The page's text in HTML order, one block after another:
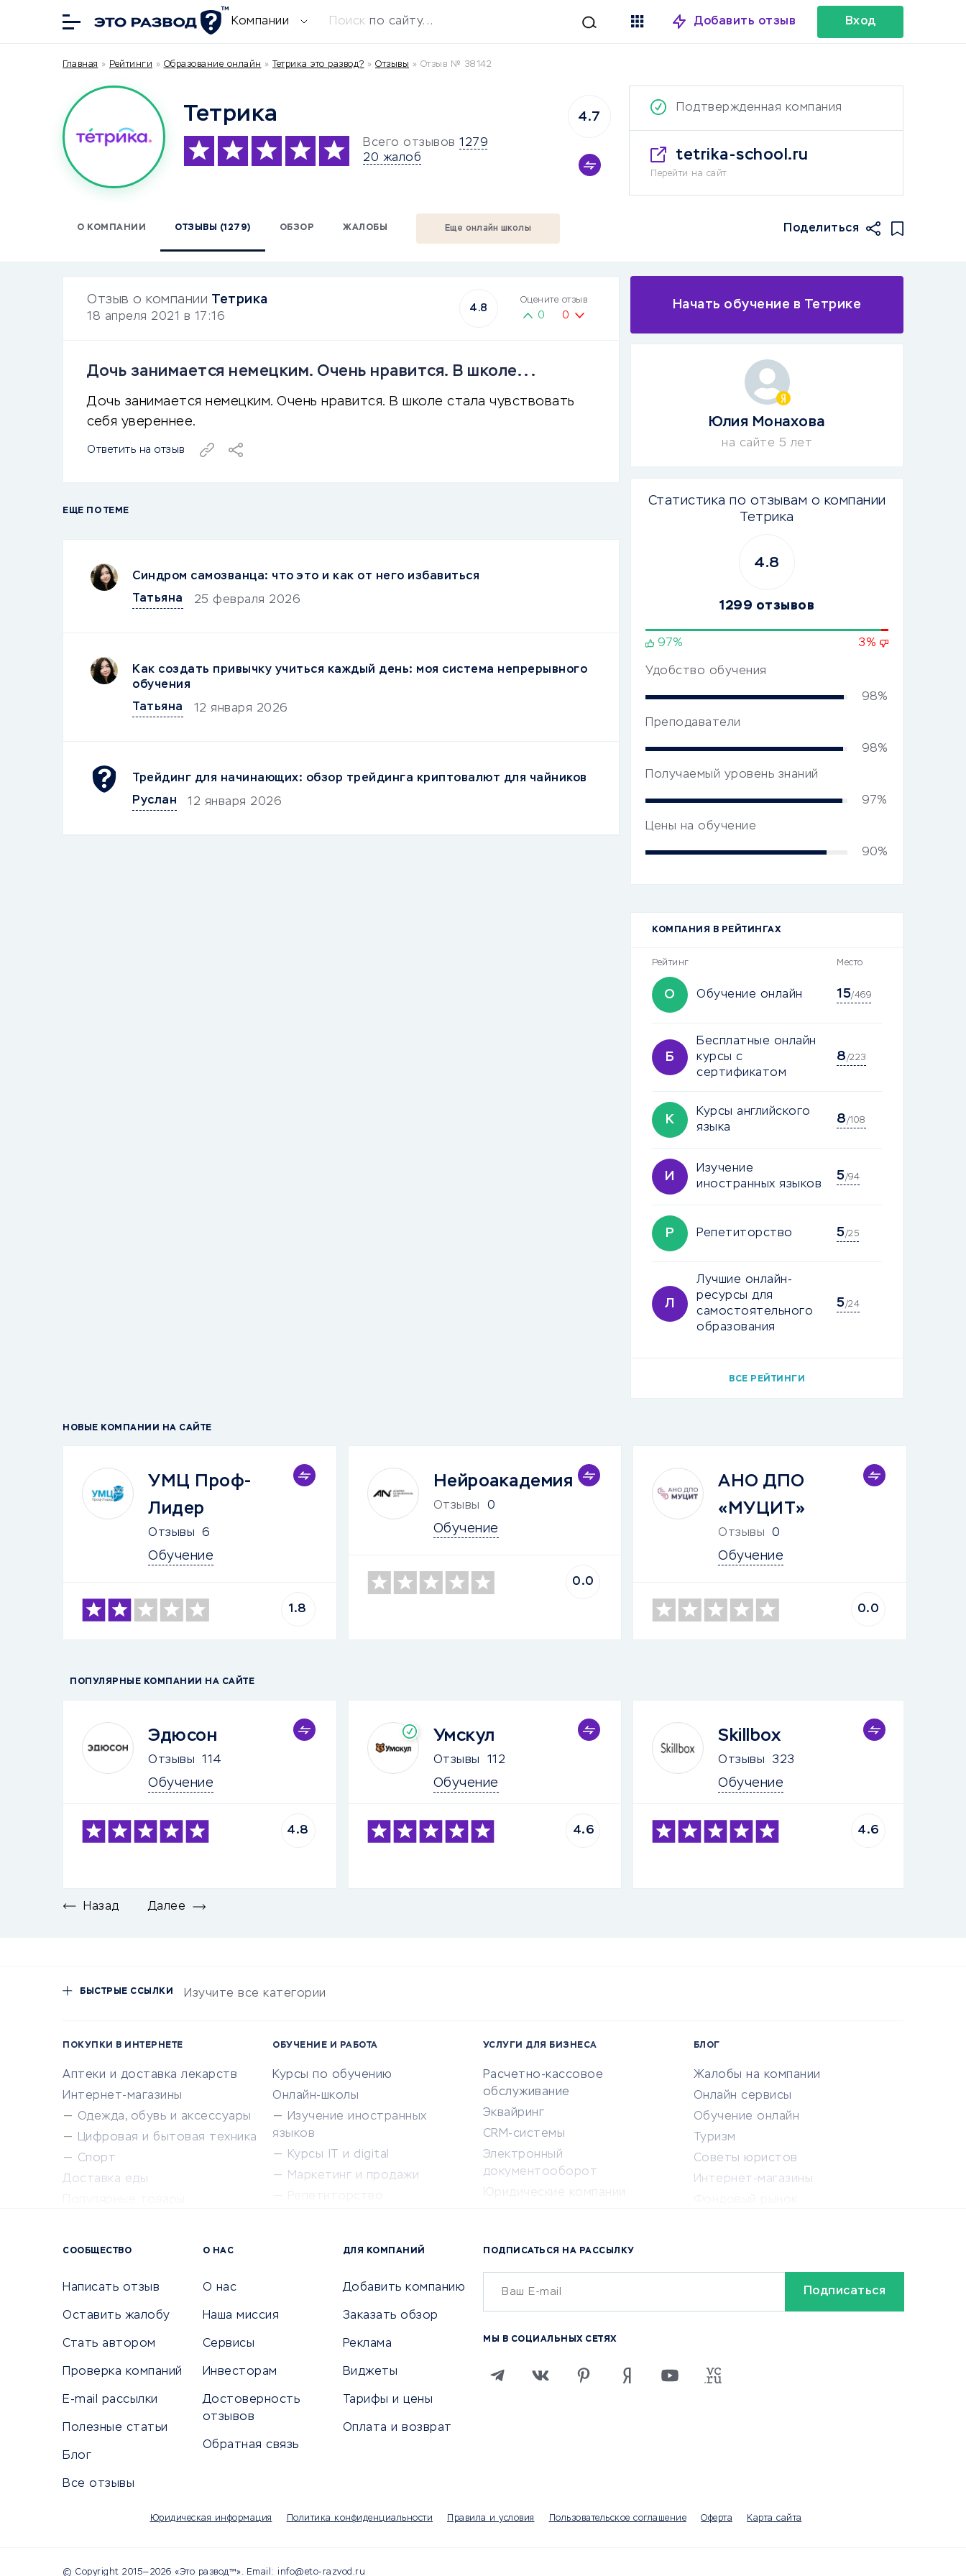
Компании Поиск по сайту... Добавить отзыв Вход
Главная » Рейтинги » Образование онлайн » Тетрика это развод? » Отзывы » Отзыв № 38142
Тетрика
Всего отзывов 1279
20 жалоб
4.7
Подтвержденная компания
tetrika-school.ru
Перейти на сайт
О КОМПАНИИ ОТЗЫВЫ (1279) ОБЗОР ЖАЛОБЫ Еще онлайн школы Поделиться
Отзыв о компании Тетрика
18 апреля 2021 в 17:16
4.8
Оцените отзыв
0 0
Дочь занимается немецким. Очень нравится. В школе...
Дочь занимается немецким. Очень нравится. В школе стала чувствовать
себя увереннее.
Ответить на отзыв
ЕЩЕ ПО ТЕМЕ
Синдром самозванца: что это и как от него избавиться
Татьяна
25 февраля 2026
Как создать привычку учиться каждый день: моя система непрерывного
обучения
Татьяна
12 января 2026
Трейдинг для начинающих: обзор трейдинга криптовалют для чайников
Руслан
12 января 2026
Начать обучение в Тетрике
Юлия Монахова
на сайте 5 лет
Статистика по отзывам о компании
Тетрика
4.8
1299 отзывов
97% 3%
Удобство обучения
98%
Преподаватели
98%
Получаемый уровень знаний
97%
Цены на обучение
90%
КОМПАНИЯ В РЕЙТИНГАХ
Рейтинг Место
О Обучение онлайн 15/469
Б
Бесплатные онлайн
курсы с
сертификатом
8/223
К
Курсы английского
языка
8/108
И
Изучение
иностранных языков
5/94
Р Репетиторство 5/25
Л
Лучшие онлайн-
ресурсы для
самостоятельного
образования
5/24
ВСЕ РЕЙТИНГИ
НОВЫЕ КОМПАНИИ НА САЙТЕ
УМЦ Проф-
Лидер
Отзывы 6
Обучение
1.8
Нейроакадемия
Отзывы 0
Обучение
0.0
АНО ДПО
«МУЦИТ»
Отзывы 0
Обучение
0.0
ПОПУЛЯРНЫЕ КОМПАНИИ НА САЙТЕ
Эдюсон
Отзывы 114
Обучение
4.8
Умскул
Отзывы 112
Обучение
4.6
Skillbox
Отзывы 323
Обучение
4.6
Назад Далее
БЫСТРЫЕ ССЫЛКИ Изучите все категории
ПОКУПКИ В ИНТЕРНЕТЕ
Аптеки и доставка лекарств
Интернет-магазины
Одежда, обувь и аксессуары
Цифровая и бытовая техника
Спорт
Доставка еды
ОБУЧЕНИЕ И РАБОТА
Курсы по обучению
Онлайн-школы
Изучение иностранных
языков
Курсы IT и digital
Маркетинг и продажи
Университеты
УСЛУГИ ДЛЯ БИЗНЕСА
Расчетно-кассовое
обслуживание
Эквайринг
CRM-системы
Электронный
документооборот
Юридические компании
Бухгалтерия онлайн
Онлайн-кассы
SERM
Кредитные карты
Дебетовые карты
Микрофинансовые организации
Платежные системы
Покупка билетов
Бронирование отелей
Санатории
Авиакомпании
БЛОГ
Жалобы на компании
Онлайн сервисы
Обучение онлайн
Туризм
Советы юристов
Интернет-магазины
СООБЩЕСТВО
Написать отзыв
Оставить жалобу
Стать автором
Проверка компаний
E-mail рассылки
Полезные статьи
Блог
Все отзывы
О НАС
О нас
Наша миссия
Сервисы
Инвесторам
Достоверность
отзывов
Обратная связь
ДЛЯ КОМПАНИЙ
Добавить компанию
Заказать обзор
Реклама
Виджеты
Тарифы и цены
Оплата и возврат
ПОДПИСАТЬСЯ НА РАССЫЛКУ
МЫ В СОЦИАЛЬНЫХ СЕТЯХ
Юридическая информация Политика конфиденциальности Правила и условия Пользовательское соглашение Оферта Карта сайта
© Copyright 2015—2026 «Это развод™». Email: info@eto-razvod.ru